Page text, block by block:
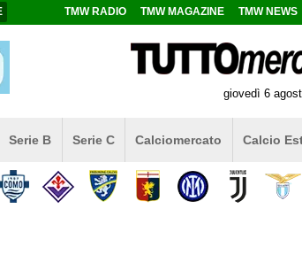
TMW RADIO TMW MAGAZINE TMW NEWS
giovedì 6
Serie B Serie C Calciomercato Calcio